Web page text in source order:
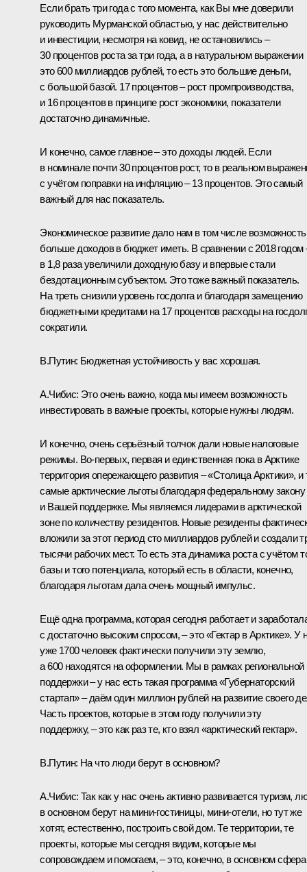
Если брать три года с того момента, как Вы мне доверили
руководить Мурманской областью, у нас действительно
и инвестиции, несмотря на ковид, не остановились –
30 процентов роста за три года, а в натуральном выражении
это 600 миллиардов рублей, то есть это большие деньги,
с большой базой. 17 процентов – рост промпроизводства,
и 16 процентов в принципе рост экономики, показатели
достаточно динамичные.
И конечно, самое главное – это доходы людей. Если
в номинале почти 30 процентов рост, то в реальном
с учётом поправки на инфляцию – 13 процентов. Это самый
важный для нас показатель.
Экономическое развитие дало нам в том числе возможность
больше доходов в бюджет иметь. В сравнении с 2018 годом
в 1,8 раза увеличили доходную базу и впервые стали
бездотационным субъектом. Это тоже важный показатель.
На треть снизили уровень госдолга и благодаря замещению
бюджетными кредитами на 17 процентов расходы на
сократили.
В.Путин: Бюджетная устойчивость у вас хорошая.
А.Чибис: Это очень важно, когда мы имеем возможность
инвестировать в важные проекты, которые нужны людям.
И конечно, очень серьёзный толчок дали новые налоговые
режимы. Во-первых, первая и единственная пока в Арктике
территория опережающего развития – «Столица Арктики», и
самые арктические льготы благодаря федеральному закону
и Вашей поддержке. Мы являемся лидерами в арктической
зоне по количеству резидентов. Новые резиденты
вложили за этот период сто миллиардов рублей и создали
тысячи рабочих мест. То есть эта динамика роста с учётом
базы и того потенциала, который есть в области, конечно,
благодаря льготам дала очень мощный импульс.
Ещё одна программа, которая сегодня работает и
с достаточно высоким спросом, – это «Гектар в Арктике». У
уже 1700 человек фактически получили эту землю,
а 600 находятся на оформлении. Мы в рамках региональной
поддержки – у нас есть такая программа «Губернаторский
стартап» – даём один миллион рублей на развитие своего
Часть проектов, которые в этом году получили эту
поддержку, – это как раз те, кто взял «арктический гектар».
В.Путин: На что люди берут в основном?
А.Чибис: Так как у нас очень активно развивается туризм,
в основном берут на мини-гостиницы, мини-отели, но тут же
хотят, естественно, построить свой дом. Те территории, те
проекты, которые мы сегодня видим, которые мы
сопровождаем и помогаем, – это, конечно, в основном сфера